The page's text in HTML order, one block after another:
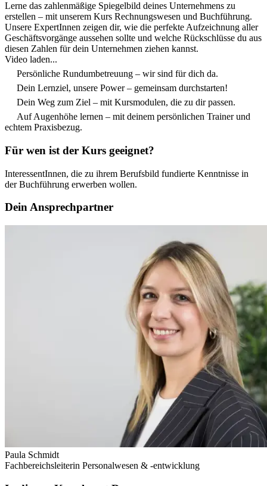
Lerne das zahlenmäßige Spiegelbild deines Unternehmens zu
erstellen – mit unserem Kurs Rechnungswesen und Buchführung.
Unsere ExpertInnen zeigen dir, wie die perfekte Aufzeichnung aller
Geschäftsvorgänge aussehen sollte und welche Rückschlüsse du aus
diesen Zahlen für dein Unternehmen ziehen kannst.
Video laden...
Persönliche Rundumbetreuung – wir sind für dich da.
Dein Lernziel, unsere Power – gemeinsam durchstarten!
Dein Weg zum Ziel – mit Kursmodulen, die zu dir passen.
Auf Augenhöhe lernen – mit deinem persönlichen Trainer und
echtem Praxisbezug.
Für wen ist der Kurs geeignet?
InteressentInnen, die zu ihrem Berufsbild fundierte Kenntnisse in
der Buchführung erwerben wollen.
Dein Ansprechpartner
Paula Schmidt
Fachbereichsleiterin Personalwesen & -entwicklung